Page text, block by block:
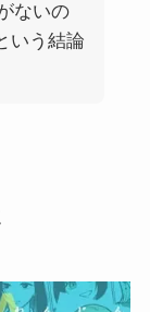
ないの
いう結論